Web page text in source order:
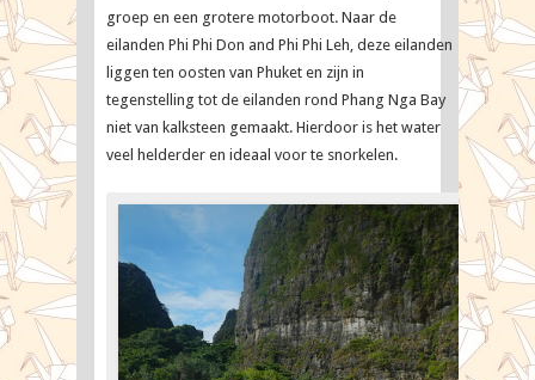
groep en een grotere motorboot. Naar de
eilanden Phi Phi Don and Phi Phi Leh, deze eilanden
liggen ten oosten van Phuket en zijn in
tegenstelling tot de eilanden rond Phang Nga Bay
niet van kalksteen gemaakt. Hierdoor is het water
veel helderder en ideaal voor te snorkelen.